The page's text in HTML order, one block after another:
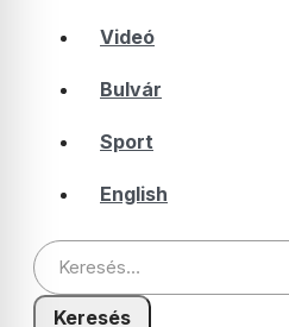
Videó
Bulvár
Sport
English
Keresés: